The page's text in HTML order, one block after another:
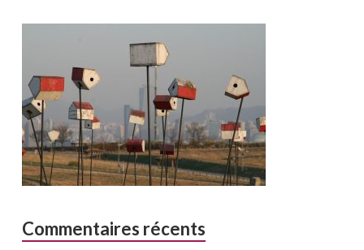
Commentaires récents